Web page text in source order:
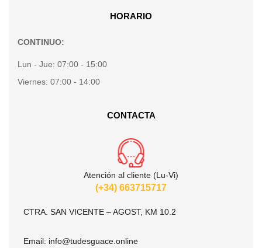
HORARIO
CONTINUO:
Lun - Jue: 07:00 - 15:00
Viernes: 07:00 - 14:00
CONTACTA
Atención al cliente (Lu-Vi)
(+34) 663715717
CTRA. SAN VICENTE – AGOST, KM 10.2
Email: info@tudesguace.online